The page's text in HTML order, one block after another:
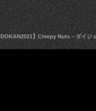
】Creepy Nuts – ダイジ